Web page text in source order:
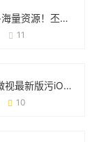
免费登录+海量资源！丕丕漫画网站登录页面免费体验全攻略
11
下载榴莲微视最新版污iOS：用户需求与使用场景全解读
10